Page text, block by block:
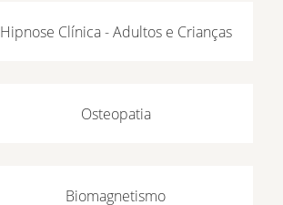
Hipnose Clínica - Adultos e Crianças
Osteopatia
Biomagnetismo